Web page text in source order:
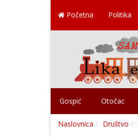
Početna Politika
Gospić Otočac
Naslovnica Društvo